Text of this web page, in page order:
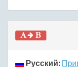
Русский: